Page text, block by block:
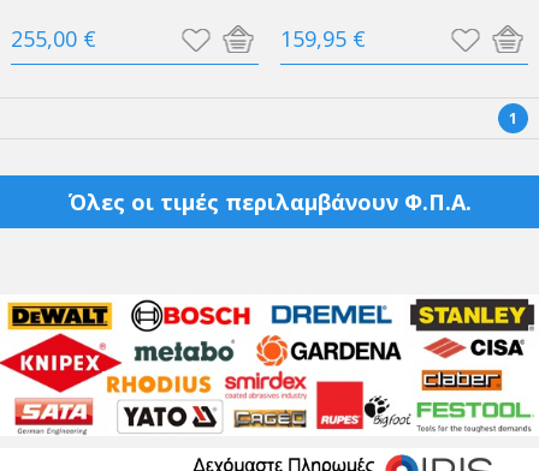
255,00 € 159,95 €
1
Όλες οι τιμές περιλαμβάνουν Φ.Π.Α.